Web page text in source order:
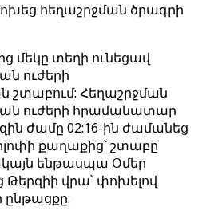
հեղաշրջման ծրագրի
մեկը տեղի ունեցավ
ուժերի
շտաբում: Հեղաշրջման
ուժերի հրամանատար
ժամը 02:16-ին ժամանեց
քաղաքից՝ շտաբը
ենթասպա Օմեր
Թերզիի վրա՝ փոխելով
ընթացքը: